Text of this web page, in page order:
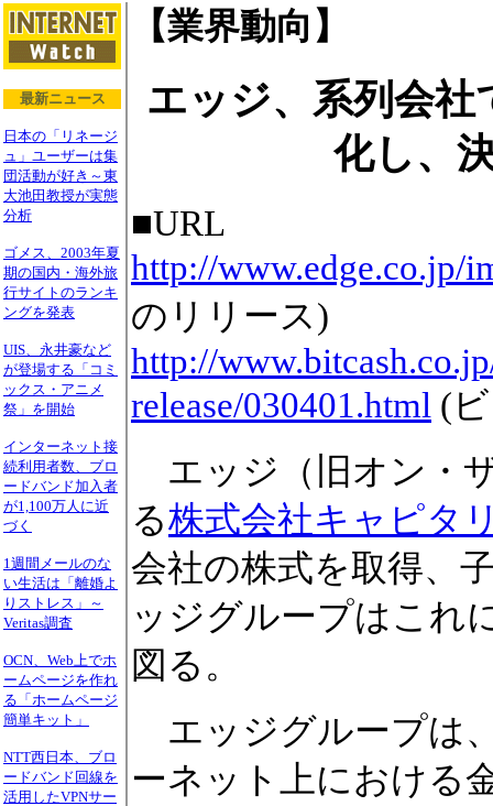
最新ニュース
日本の「リネージ
ュ」ユーザーは集
団活動が好き～東
大池田教授が実態
分析
ゴメス、2003年夏
期の国内・海外旅
行サイトのランキ
ングを発表
UIS、永井豪など
が登場する「コミ
ックス・アニメ
祭」を開始
インターネット接
続利用者数、ブロ
ードバンド加入者
が1,100万人に近
づく
1週間メールのな
い生活は「離婚よ
りストレス」～
Veritas調査
OCN、Web上でホ
ームページを作れ
る「ホームページ
簡単キット」
NTT西日本、ブロ
ードバンド回線を
活用したVPNサー
【業界動向】
エッジ、系列会
化し、
■URL
http://www.edge.co.jp/
のリリース)
http://
release/030401.html (
エッジ（旧オン・
る株式会社キャピタ
会社の株式を取得、
ッジグループはこれ
図る。
エッジグループは
ーネット上における